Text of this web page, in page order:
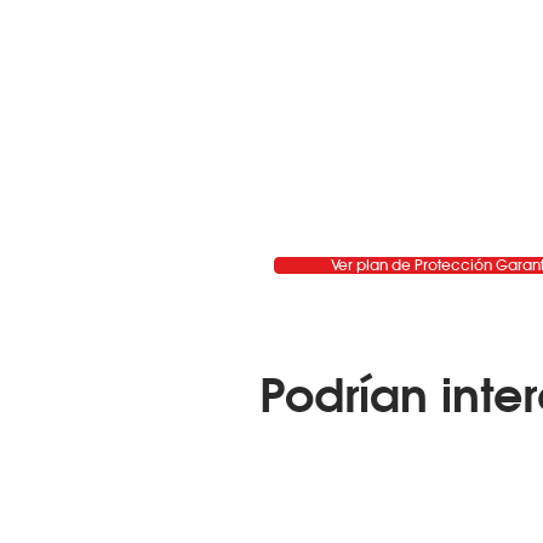
Ver plan de Protección
Podrían